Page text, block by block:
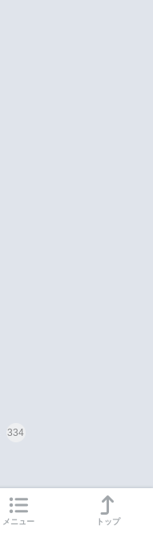
334
メニュー トップ